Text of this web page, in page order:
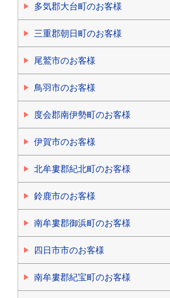
多気郡大台町のお客様
三重郡朝日町のお客様
尾鷲市のお客様
鳥羽市のお客様
度会郡南伊勢町のお客様
伊賀市のお客様
北牟婁郡紀北町のお客様
鈴鹿市のお客様
南牟婁郡御浜町のお客様
四日市市のお客様
南牟婁郡紀宝町のお客様